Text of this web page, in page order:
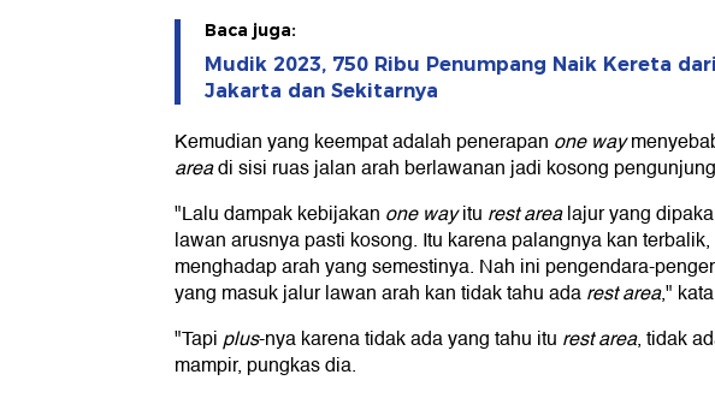
Baca juga:
Mudik 2023, 750 Ribu Penumpang Naik Kereta dari
Jakarta dan Sekitarnya
Kemudian yang keempat adalah penerapan one way
areadi sisi ruas jalan arah berlawanan jadi kosong
"Lalu dampak kebijakan one wayitu rest arealajur yang
lawan arusnya pasti kosong. Itu karena palangnya kan terbalik,
menghadap arah yang semestinya. Nah ini pengendara-
yang masuk jalur lawan arah kan tidak tahu adarest area,"
"Tapiplus-nya karena tidak ada yang tahu itu rest area, tidak
mampir, pungkas dia.